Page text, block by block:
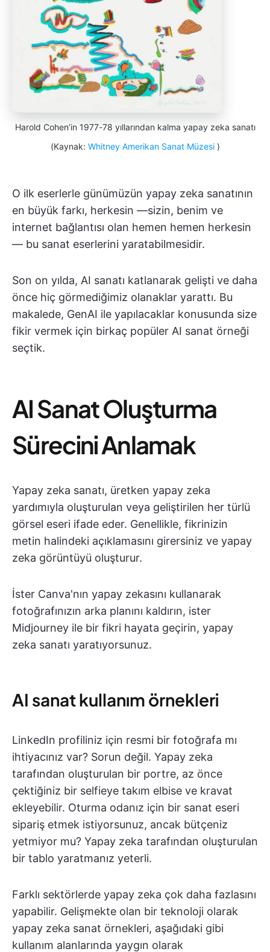
Harold Cohen’in 1977-78 yıllarından kalma yapay zeka sanatı
(Kaynak: Whitney Amerikan Sanat Müzesi)
O ilk eserlerle günümüzün yapay zeka sanatının
en büyük farkı, herkesin —sizin, benim ve
internet bağlantısı olan hemen hemen herkesin
— bu sanat eserlerini yaratabilmesidir.
Son on yılda, AI sanatı katlanarak gelişti ve daha
önce hiç görmediğimiz olanaklar yarattı. Bu
makalede, GenAI ile yapılacaklar konusunda size
fikir vermek için birkaç popüler AI sanat örneği
seçtik.
AI Sanat Oluşturma
Sürecini Anlamak
Yapay zeka sanatı, üretken yapay zeka
yardımıyla oluşturulan veya geliştirilen her türlü
görsel eseri ifade eder. Genellikle, fikrinizin
metin halindeki açıklamasını girersiniz ve yapay
zeka görüntüyü oluşturur.
İster Canva'nın yapay zekasını kullanarak
fotoğrafınızın arka planını kaldırın, ister
Midjourney ile bir fikri hayata geçirin, yapay
zeka sanatı yaratıyorsunuz.
AI sanat kullanım örnekleri
LinkedIn profiliniz için resmi bir fotoğrafa mı
ihtiyacınız var? Sorun değil. Yapay zeka
tarafından oluşturulan bir portre, az önce
çektiğiniz bir selfieye takım elbise ve kravat
ekleyebilir. Oturma odanız için bir sanat eseri
sipariş etmek istiyorsunuz, ancak bütçeniz
yetmiyor mu? Yapay zeka tarafından oluşturulan
bir tablo yaratmanız yeterli.
Farklı sektörlerde yapay zeka çok daha fazlasını
yapabilir. Gelişmekte olan bir teknoloji olarak
yapay zeka sanat örnekleri, aşağıdaki gibi
kullanım alanlarında yaygın olarak